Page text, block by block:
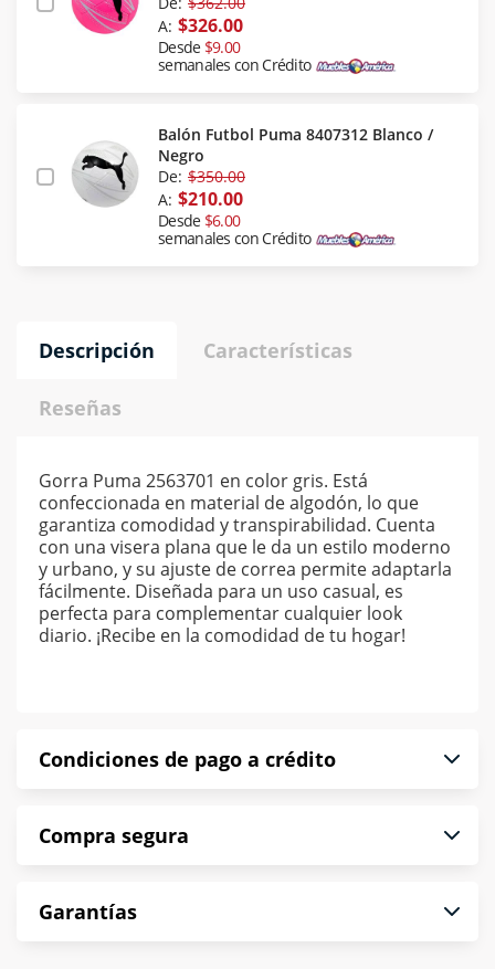
A: $326.00
Desde $9.00
semanales con Crédito
Balón Futbol Puma 8407312 Blanco /
Negro
De: $350.00
A: $210.00
Desde $6.00
semanales con Crédito
Descripción Características
Reseñas
Gorra Puma 2563701 en color gris. Está
confeccionada en material de algodón, lo que
garantiza comodidad y transpirabilidad. Cuenta
con una visera plana que le da un estilo moderno
y urbano, y su ajuste de correa permite adaptarla
fácilmente. Diseñada para un uso casual, es
perfecta para complementar cualquier look
diario. ¡Recibe en la comodidad de tu hogar!
Condiciones de pago a crédito
puntualmente. Al finalizar tu compra generas el
*Sujeto a aprobación de crédito conforme a
norma de Muebles América.
Compra segura
compra es segura de principio a fin.
Garantías